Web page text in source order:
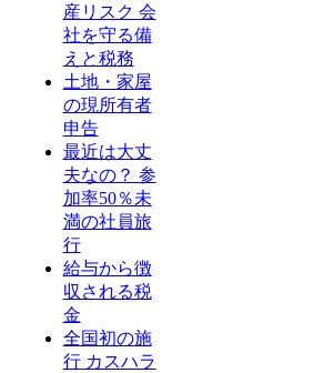
産リスク 会
社を守る備
えと税務
土地・家屋
の現所有者
申告
最近は大丈
夫なの？ 参
加率50％未
満の社員旅
行
給与から徴
収される税
金
全国初の施
行 カスハラ